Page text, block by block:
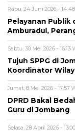
Rabu, 24 Juni 2026 -
Pelayanan Publik
Amburadul,
Sabtu, 30 Mei 2026 - 16:13
Tujuh SPPG di
Koordinator
Jumat, 8 Mei 2026 - 17:57
DPRD Bakal
Guru di Jombang
Selasa, 28 April 2026 -